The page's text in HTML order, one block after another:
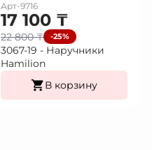
Арт-9716
17 100 ₸
22 800₸ -25%
3067-19 - Наручники
Hamilion
В корзину